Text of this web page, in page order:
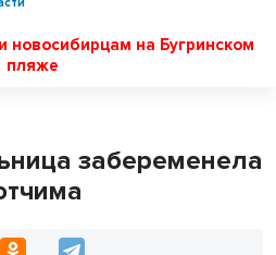
новосибирцам на Бугринском
пляже
забеременела